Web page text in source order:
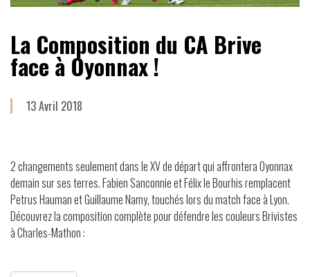
La Composition du CA Brive
face à Oyonnax !
13 Avril 2018
2 changements seulement dans le XV de départ qui affrontera Oyonnax
demain sur ses terres. Fabien Sanconnie et Félix le Bourhis remplacent
Petrus Hauman et Guillaume Namy, touchés lors du match face à Lyon.
Découvrez la composition complète pour défendre les couleurs Brivistes
à Charles-Mathon :